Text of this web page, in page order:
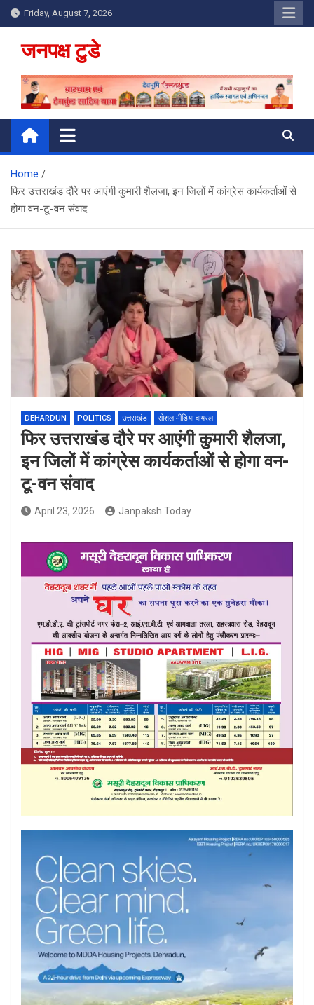
Skip
to
content
Friday, August 7, 2026
जनपक्ष टुडे
Home
फिर उत्तराखंड दौरे पर आएंगी कुमारी शैलजा, इन जिलों में कांग्रेस कार्यकर्ताओं से
होगा वन-टू-वन संवाद
DEHARDUN POLITICS उत्तराखंड सोशल मीडिया वायरल
फिर उत्तराखंड दौरे पर आएंगी कुमारी शैलजा,
इन जिलों में कांग्रेस कार्यकर्ताओं से होगा वन-
टू-वन संवाद
April 23, 2026 Janpaksh Today